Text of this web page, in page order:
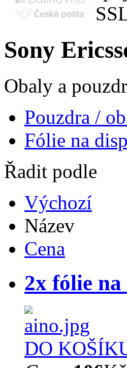
Sony
Obaly a
Pouzdra /
Fólie na
Řadit podle
Výchozí
Název
Cena
2x fólie
DO